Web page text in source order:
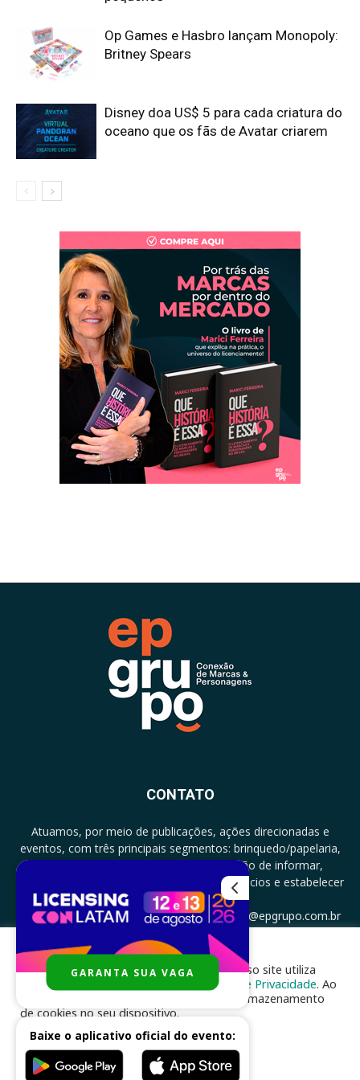
Op Games e Hasbro lançam Monopoly:
Britney Spears
Disney doa US$ 5 para cada criatura do
oceano que os fãs de Avatar criarem
CONTATO
Atuamos, por meio de publicações, ações direcionadas e
eventos, com três principais segmentos: brinquedo/papelaria,
licenciamento e zero a três com a missão de informar,
documentar, proporcionar encontro de negócios e estabelecer
parcerias.
CONTATO: +5511994513097 - atendimento@epgrupo.com.br
SIGA-NOS
Para melhor experiência e navegação, nosso site utiliza
cookies, de acordo com a nossa
Política de Privacidade. Ao
clicar em “aceito”, você concorda com o armazenamento
de cookies no seu dispositivo.
ACEITAR
GARANTA SUA VAGA
Baixe o aplicativo oficial do evento: